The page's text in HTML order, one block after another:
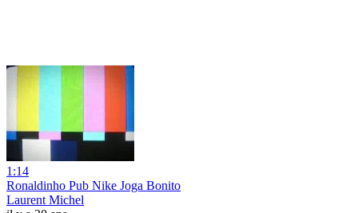
1:14
Ronaldinho Pub Nike Joga Bonito
Laurent Michel